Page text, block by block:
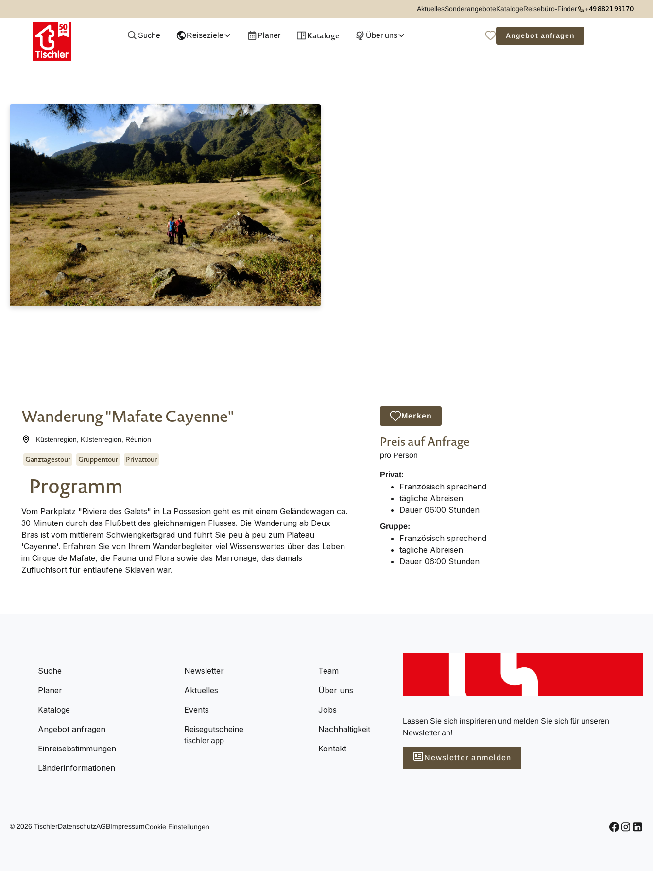
AktuellesSonderangeboteKatalogeReisebüro-Finder +49 8821 93170
Suche Reiseziele Planer Kataloge Über uns Angebot anfragen
Wanderung "Mafate Cayenne"
Küstenregion, Küstenregion, Réunion
Ganztagestour Gruppentour Privattour
Programm
Vom Parkplatz "Riviere des Galets" in La Possesion geht es mit einem Geländewagen ca.
30 Minuten durch das Flußbett des gleichnamigen Flusses. Die Wanderung ab Deux
Bras ist vom mittlerem Schwierigkeitsgrad und führt Sie peu à peu zum Plateau
'Cayenne'. Erfahren Sie von Ihrem Wanderbegleiter viel Wissenswertes über das Leben
im Cirque de Mafate, die Fauna und Flora sowie das Marronage, das damals
Zufluchtsort für entlaufene Sklaven war.
Merken
Preis auf Anfrage
pro Person
Privat:
Französisch sprechend
tägliche Abreisen
Dauer 06:00 Stunden
Gruppe:
Französisch sprechend
tägliche Abreisen
Dauer 06:00 Stunden
Suche
Planer
Kataloge
Angebot anfragen
Einreisebstimmungen
Länderinformationen
Newsletter
Aktuelles
Events
Reisegutscheine
tischler app
Team
Über uns
Jobs
Nachhaltigkeit
Kontakt
Lassen Sie sich inspirieren und melden Sie sich für unseren
Newsletter an!
Newsletter anmelden
© 2026 TischlerDatenschutzAGBImpressumCookie Einstellungen